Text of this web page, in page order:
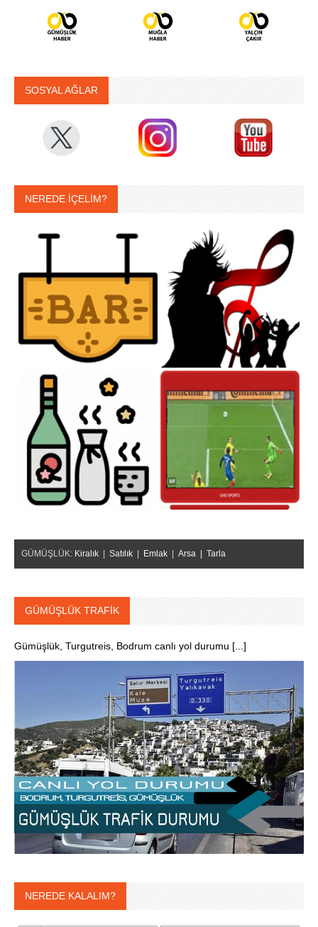
SOSYAL AĞLAR
NEREDE İÇELİM?
GÜMÜŞLÜK: Kiralık Satılık Emlak Arsa | Tarla
GÜMÜŞLÜK TRAFİK
Gümüşlük, Turgutreis, Bodrum canlı yol durumu [...]
NEREDE KALALIM?